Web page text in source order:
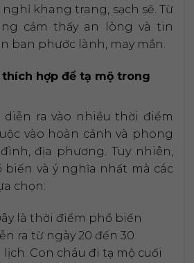
khang trang, sạch sẽ. Từ
cảm thấy an lòng và tin
ban phước lành, may mắn.
thích hợp để tạ mộ trong
diễn ra vào nhiều thời điểm
vào hoàn cảnh và phong
địa phương. Tuy nhiên,
và ý nghĩa nhất mà các
chọn:
là thời điểm phổ biến
ra từ ngày 20 đến 30
Con cháu đi tạ mộ cuối